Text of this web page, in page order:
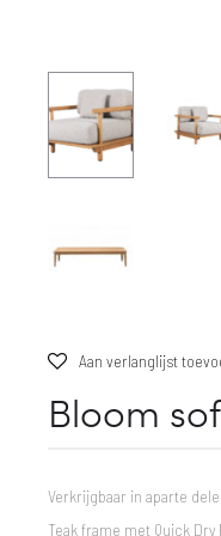
Aan verlanglijst
Bloom
Verkrijgbaar in aparte
Teak frame met Quick